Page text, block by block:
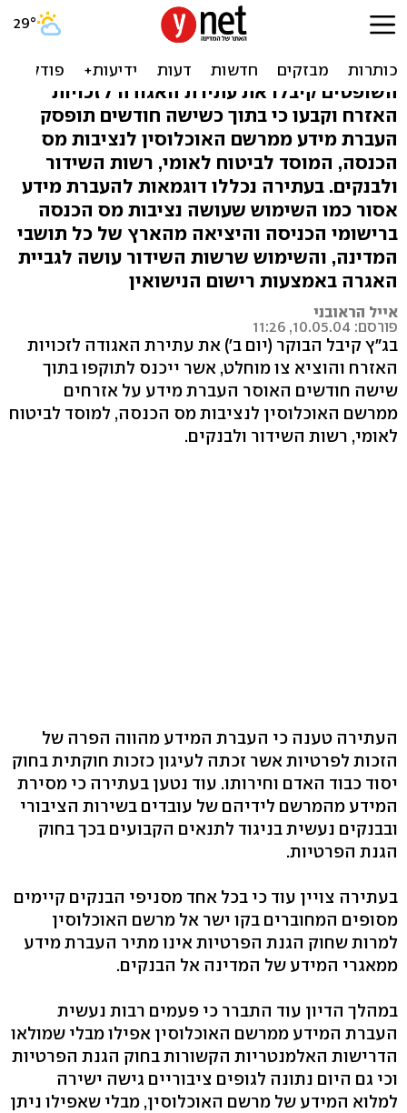
בג"ץ אוסר העברת מידע על
אזרחים ממרשם אוכלוסין
השופטים קיבלו את עתירת האגודה לזכויות
האזרח וקבעו כי בתוך כשישה חודשים תופסק
העברת מידע ממרשם האוכלוסין לנציבות מס
הכנסה, המוסד לביטוח לאומי, רשות השידור
ולבנקים. בעתירה נכללו דוגמאות להעברת מידע
אסור כמו השימוש שעושה נציבות מס הכנסה
ברישומי הכניסה והיציאה מהארץ של כל תושבי
המדינה, והשימוש שרשות השידור עושה לגביית
האגרה באמצעות רישום הנישואין
אייל הראובני
פורסם: 10.05.04, 11:26
בג"ץ קיבל הבוקר (יום ב') את עתירת האגודה לזכויות
האזרח והוציא צו מוחלט, אשר ייכנס לתוקפו בתוך
שישה חודשים האוסר העברת מידע על אזרחים
ממרשם האוכלוסין לנציבות מס הכנסה, למוסד לביטוח
לאומי, רשות השידור ולבנקים.
העתירה טענה כי העברת המידע מהווה הפרה של
הזכות לפרטיות אשר זכתה לעיגון כזכות חוקתית בחוק
יסוד כבוד האדם וחירותו. עוד נטען בעתירה כי מסירת
המידע מהמרשם לידיהם של עובדים בשירות הציבורי
ובבנקים נעשית בניגוד לתנאים הקבועים בכך בחוק
הגנת הפרטיות.
בעתירה צויין עוד כי בכל אחד מסניפי הבנקים קיימים
מסופים המחוברים בקו ישר אל מרשם האוכלוסין
למרות שחוק הגנת הפרטיות אינו מתיר העברת מידע
ממאגרי המידע של המדינה אל הבנקים.
במהלך הדיון עוד התברר כי פעמים רבות נעשית
העברת המידע ממרשם האוכלוסין אפילו מבלי שמולאו
הדרישות האלמנטריות הקשורות בחוק הגנת הפרטיות
וכי גם היום נתונה לגופים ציבוריים גישה ישירה
למלוא המידע של מרשם האוכלוסין, מבלי שאפילו ניתן